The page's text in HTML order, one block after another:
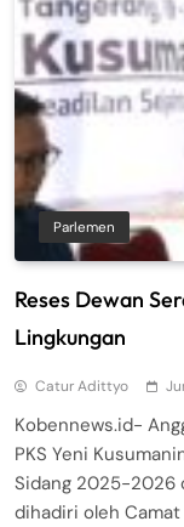
Parlemen
Reses Dewan
Lingkungan
Catur Adittyo
Kobennews.id-
PKS Yeni
Sidang 2025-2026
dihadiri oleh